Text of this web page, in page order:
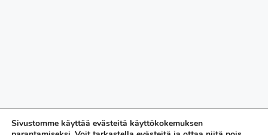
Sivustomme käyttää evästeitä käyttökokemuksen